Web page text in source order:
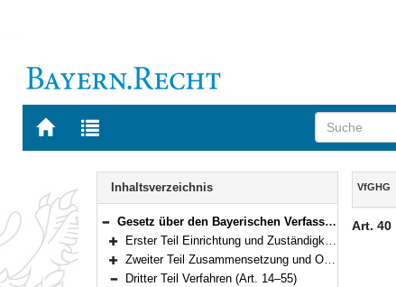
Zur
BAYERN.RECHT
Zur
letzten
Navigation
Inhaltsverzeichnis
Bereich reduzieren
Gesetz über den Bayerischen Verfassungsgerichtshof (VfGHG) Vom 10. Mai 1990 (GVBl. S. 122, 231) BayRS 1103-1-I (Art. 1–57)
Bereich erweitern
Erster Teil Einrichtung und Zuständigkeit (Art. 1–2)
Bereich erweitern
Zweiter Teil Zusammensetzung und Organisation (Art. 3–13)
Dritter Teil Verfahren (Art. 14–55)
Inhalt
VfGHG
Art. 40